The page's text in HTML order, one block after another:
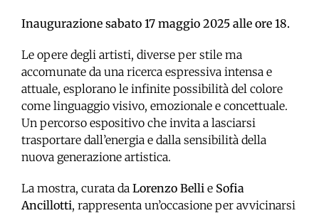
Inaugurazione sabato 17 maggio 2025 alle ore 18.
Le opere degli artisti, diverse per stile ma
accomunate da una ricerca espressiva intensa e
attuale, esplorano le infinite possibilità del colore
come linguaggio visivo, emozionale e concettuale.
Un percorso espositivo che invita a lasciarsi
trasportare dall’energia e dalla sensibilità della
nuova generazione artistica.
La mostra, curata da Lorenzo Belli e Sofia
Ancillotti, rappresenta un’occasione per avvicinarsi